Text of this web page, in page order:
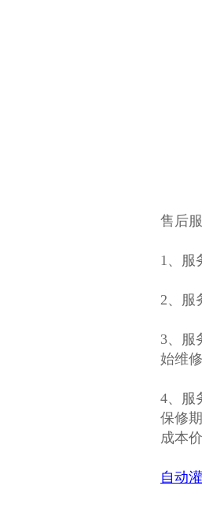
售后
1、服
2、服
3、服
始维
4、服
保修
成本
自动